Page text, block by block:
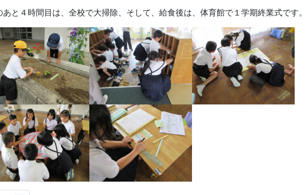
あと４時間目は、全校で大掃除、そして、給食後は、体育館で１学期終業式です。